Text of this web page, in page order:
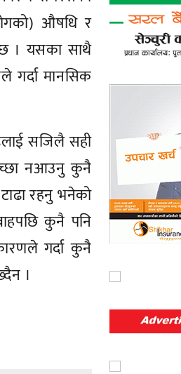
औषधि र
। यसका साथै
गर्दा मानसिक
सजिलै सही
नआउनु कुनै
रहनु भनेको
कुनै पनि
गर्दा कुनै
।